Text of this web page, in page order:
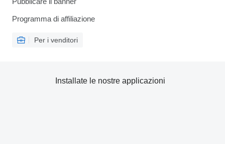
Programma di affiliazione
Per i venditori
Installate le nostre applicazioni